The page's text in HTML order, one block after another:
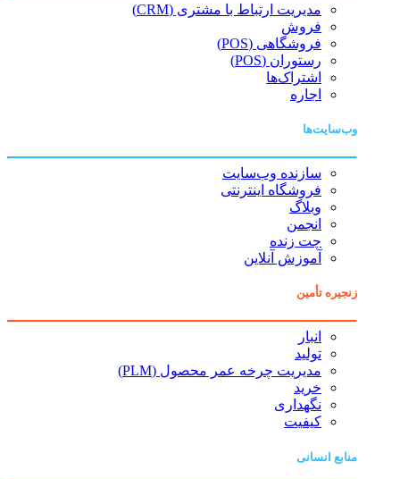
مدیریت ارتباط با مشتری (CRM)
فروش
فروشگاهی (POS)
رستوران (POS)
اشتراک‌ها
اجاره
وب‌سایت‌ها
سازنده وب‌سایت
فروشگاه اینترنتی
وبلاگ
انجمن
چت زنده
آموزش آنلاین
زنجیره تأمین
انبار
تولید
مدیریت چرخه عمر محصول (PLM)
خرید
نگهداری
کیفیت
منابع انسانی